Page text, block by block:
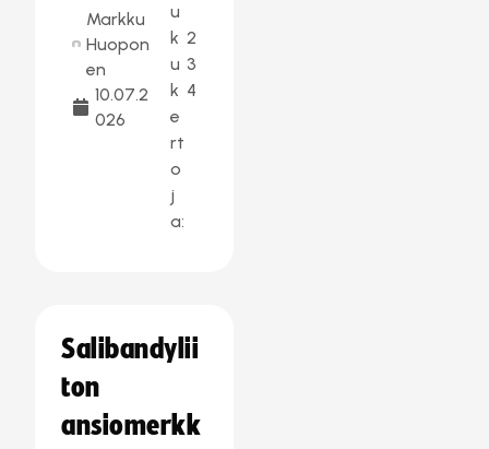
Markku
Huopon
en
10.07.2
026
u
k
u
k
e
rt
o
j
a:
2
3
4
Salibandylii
ton
ansiomerkk